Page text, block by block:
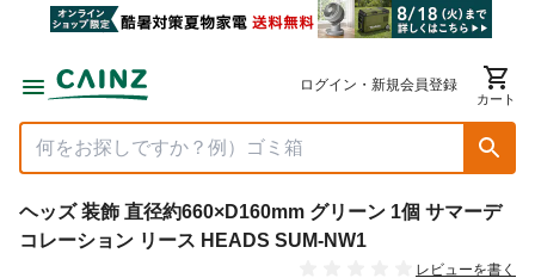
ログイン・新規会員登録
カート
ヘッズ 装飾 直径約660×D160mm グリーン 1個 サマーデ
コレーション リース HEADS SUM-NW1
レビューを書く